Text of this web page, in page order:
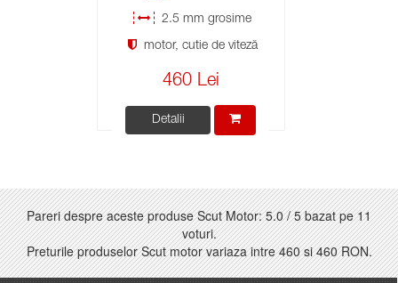
2.5 mm grosime
motor, cutie de viteză
460 Lei
Detalii
Pareri despre aceste produse Scut Motor: 5.0/5bazat pe11
voturi.
Preturile produselor Scut motor variaza intre460si460 RON.